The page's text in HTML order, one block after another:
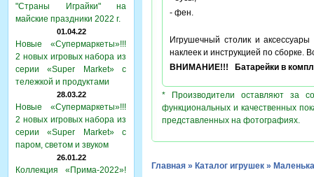
"Страны Играйки" на
майские праздники 2022 г.
01.04.22
Новые «Супермаркеты»!!!
2 новых игровых набора из
серии «Super Market» с
тележкой и продуктами
28.03.22
Новые «Супермаркеты»!!!
2 новых игровых набора из
серии «Super Market» с
паром, светом и звуком
26.01.22
Коллекция «Прима-2022»!
- фен.
Игрушечный столик и
наклеек и инструкцией по сборке.
ВНИМАНИЕ!!! Батарейки в
* Производители оставляют за
функциональных и качественных
представленных на фотографиях.
Главная » Каталог игрушек »